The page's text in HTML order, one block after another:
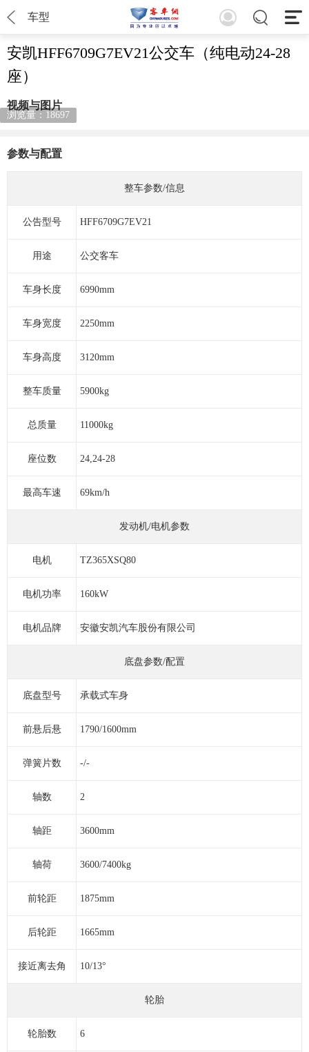
车型
安凯HFF6709G7EV21公交车（纯电动24-28
座）
视频与图片
浏览量：18697
参数与配置
整车参数/信息
公告型号 HFF6709G7EV21
用途 公交客车
车身长度 6990mm
车身宽度 2250mm
车身高度 3120mm
整车质量 5900kg
总质量 11000kg
座位数 24,24-28
最高车速 69km/h
发动机/电机参数
电机 TZ365XSQ80
电机功率 160kW
电机品牌 安徽安凯汽车股份有限公司
底盘参数/配置
底盘型号 承载式车身
前悬后悬 1790/1600mm
弹簧片数 -/-
轴数 2
轴距 3600mm
轴荷 3600/7400kg
前轮距 1875mm
后轮距 1665mm
接近离去角 10/13°
轮胎
轮胎数 6